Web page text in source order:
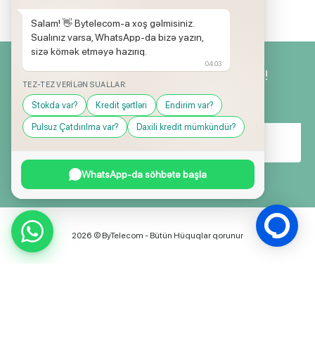
və hədiyyə kampaniyaları keçirilir.
Yeniliklərimizdən ilk siz xəbərdar olun!
2026 © ByTelecom - Bütün Hüquqlar qorunur
Salam! 👋 Bytelecom-a xoş gəlmisiniz.
Sualınız varsa, WhatsApp-da bizə yazın,
sizə kömək etməyə hazırıq.
04:03
TEZ-TEZ VERILƏN SUALLAR:
Stokda var? Kredit şərtləri Endirim var?
Pulsuz Çatdırılma var? Daxili kredit mümkündür?
WhatsApp-da söhbətə başla